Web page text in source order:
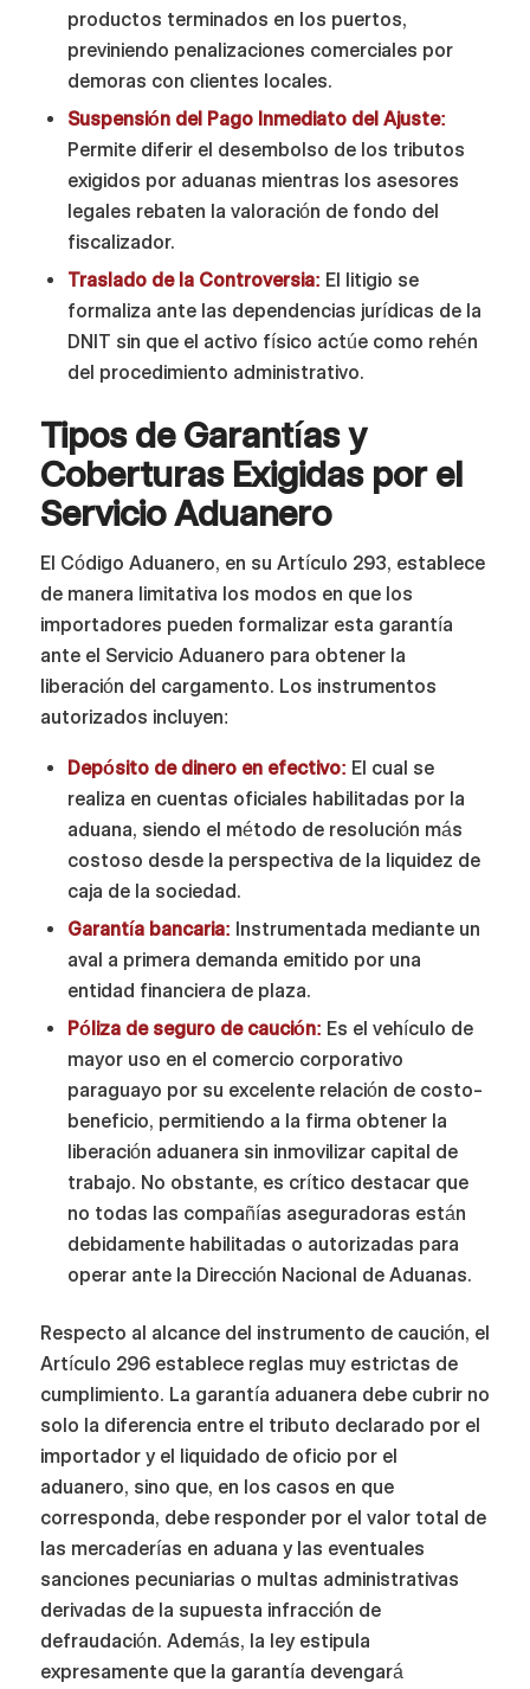
productos terminados en los puertos,
previniendo penalizaciones comerciales por
demoras con clientes locales.
Suspensión del Pago Inmediato del Ajuste:
Permite diferir el desembolso de los tributos
exigidos por aduanas mientras los asesores
legales rebaten la valoración de fondo del
fiscalizador.
Traslado de la Controversia: El litigio se
formaliza ante las dependencias jurídicas de la
DNIT sin que el activo físico actúe como rehén
del procedimiento administrativo.
Tipos de Garantías y
Coberturas Exigidas por el
Servicio Aduanero
El Código Aduanero, en su Artículo 293, establece
de manera limitativa los modos en que los
importadores pueden formalizar esta garantía
ante el Servicio Aduanero para obtener la
liberación del cargamento. Los instrumentos
autorizados incluyen:
Depósito de dinero en efectivo: El cual se
realiza en cuentas oficiales habilitadas por la
aduana, siendo el método de resolución más
costoso desde la perspectiva de la liquidez de
caja de la sociedad.
Garantía bancaria: Instrumentada mediante un
aval a primera demanda emitido por una
entidad financiera de plaza.
Póliza de seguro de caución: Es el vehículo de
mayor uso en el comercio corporativo
paraguayo por su excelente relación de costo-
beneficio, permitiendo a la firma obtener la
liberación aduanera sin inmovilizar capital de
trabajo. No obstante, es crítico destacar que
no todas las compañías aseguradoras están
debidamente habilitadas o autorizadas para
operar ante la Dirección Nacional de Aduanas.
Respecto al alcance del instrumento de caución, el
Artículo 296 establece reglas muy estrictas de
cumplimiento. La garantía aduanera debe cubrir no
solo la diferencia entre el tributo declarado por el
importador y el liquidado de oficio por el
aduanero, sino que, en los casos en que
corresponda, debe responder por el valor total de
las mercaderías en aduana y las eventuales
sanciones pecuniarias o multas administrativas
derivadas de la supuesta infracción de
defraudación. Además, la ley estipula
expresamente que la garantía devengará